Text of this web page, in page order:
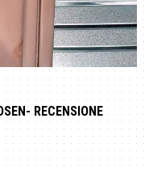
RECENSIONE